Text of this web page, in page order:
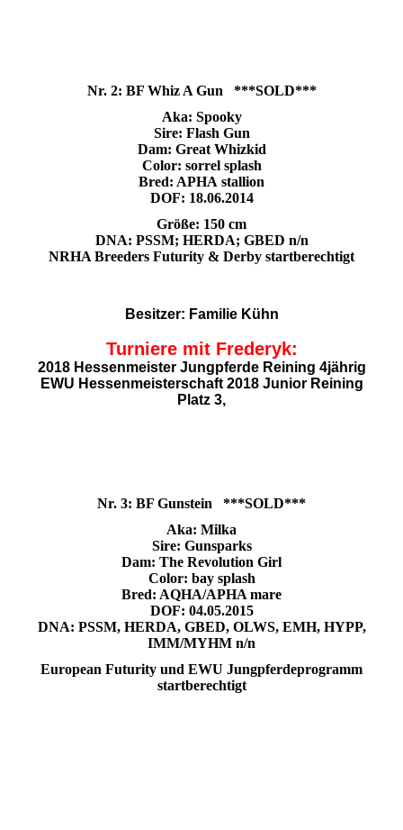
Nr. 2: BF Whiz A Gun ***SOLD***
Aka: Spooky
Sire: Flash Gun
Dam: Great Whizkid
Color: sorrel splash
Bred: APHA stallion
DOF: 18.06.2014
Größe: 150 cm
DNA: PSSM; HERDA; GBED n/n
NRHA Breeders Futurity & Derby startberechtigt
Besitzer: Familie Kühn
Turniere mit Frederyk:
2018 Hessenmeister Jungpferde Reining 4jährig
EWU Hessenmeisterschaft 2018 Junior Reining
Platz 3,
Nr. 3: BF Gunstein ***SOLD***
Aka: Milka
Sire: Gunsparks
Dam: The Revolution Girl
Color: bay splash
Bred: AQHA/APHA mare
DOF: 04.05.2015
DNA: PSSM, HERDA, GBED, OLWS, EMH, HYPP,
IMM/MYHM n/n
European Futurity und EWU Jungpferdeprogramm
startberechtigt